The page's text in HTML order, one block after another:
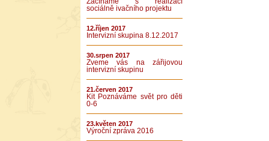
sociálně ivačního projektu
12.říjen 2017
Intervizní skupina 8.12.2017
30.srpen 2017
Zveme vás na zářijovou
intervizní skupinu
21.červen 2017
Kit Poznáváme svět pro děti
0-6
23.květen 2017
Výroční zpráva 2016